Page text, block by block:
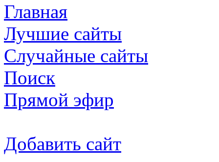
Главная
Лучшие сайты
Случайные сайты
Поиск
Прямой эфир
Добавить сайт